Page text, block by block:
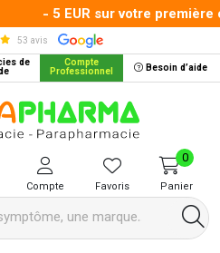
- 5 EUR sur votre première
53 avis
de Compte
Professionnel Besoin d’aide
MVA Pharma Votre pharmacie
Compte Favoris Panier
0